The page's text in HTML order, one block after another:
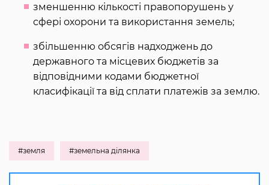
зменшенню кількості правопорушень у
сфері охорони та використання земель;
збільшенню обсягів надходжень до
державного та місцевих бюджетів за
відповідними кодами бюджетної
класифікації та від сплати платежів за землю.
#земля #земельна ділянка